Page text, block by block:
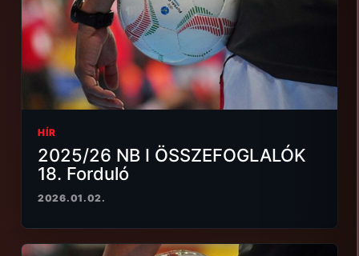
HÍR
2025/26 NB I ÖSSZEFOGLALÓK
18. Forduló
2026.01.02.